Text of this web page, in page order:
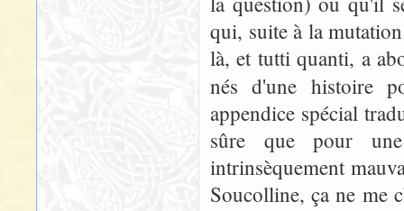
qui, suite à la
là, et tutti quanti, a
nés d'une histoire
appendice spécial
sûre que pour
intrinsèquement
Soucolline, ça ne me